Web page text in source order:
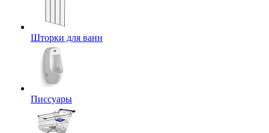
Шторки для ванн
Писсуары